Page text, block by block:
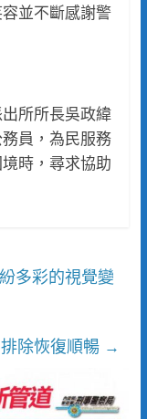
並不斷感謝警
所所長吳政緯
員，為民服務
時，尋求協助
多彩的視覺變
除恢復順暢 →